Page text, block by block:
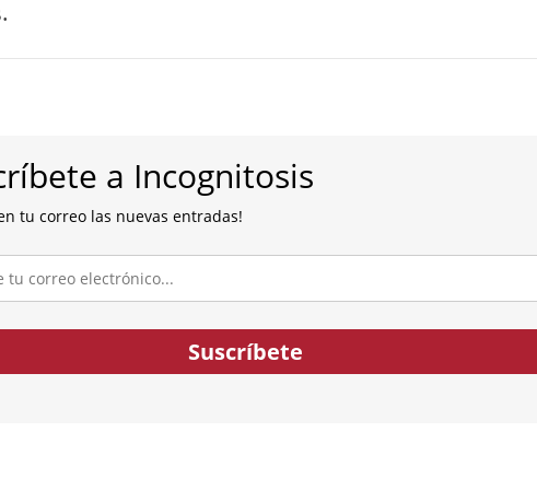
a Incognitosis
tu correo las nuevas entradas!
Suscríbete